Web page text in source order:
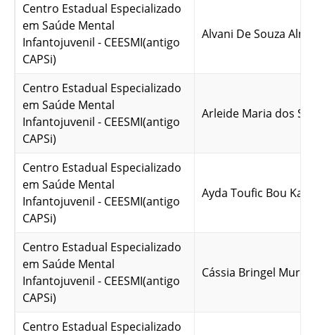
Centro Estadual Especializado
em Saúde Mental
Infantojuvenil - CEESMI(antigo
CAPSi)
Alvani De Souza
Centro Estadual Especializado
em Saúde Mental
Infantojuvenil - CEESMI(antigo
CAPSi)
Arleide Maria dos
Centro Estadual Especializado
em Saúde Mental
Infantojuvenil - CEESMI(antigo
CAPSi)
Ayda Toufic Bou
Centro Estadual Especializado
em Saúde Mental
Infantojuvenil - CEESMI(antigo
CAPSi)
Cássia Bringel Murici
Centro Estadual Especializado